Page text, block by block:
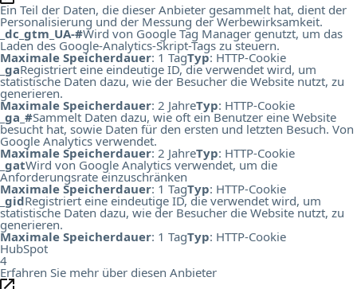
Ein Teil der Daten, die dieser Anbieter gesammelt hat, dient der
Personalisierung und der Messung der Werbewirksamkeit.
_dc_gtm_UA-#Wird von Google Tag Manager genutzt, um das
Laden des Google-Analytics-Skript-Tags zu steuern.
Maximale Speicherdauer: 1 TagTyp: HTTP-Cookie
_gaRegistriert eine eindeutige ID, die verwendet wird, um
statistische Daten dazu, wie der Besucher die Website nutzt, zu
generieren.
Maximale Speicherdauer: 2 JahreTyp: HTTP-Cookie
_ga_#Sammelt Daten dazu, wie oft ein Benutzer eine Website
besucht hat, sowie Daten für den ersten und letzten Besuch. Von
Google Analytics verwendet.
Maximale Speicherdauer: 2 JahreTyp: HTTP-Cookie
_gatWird von Google Analytics verwendet, um die
Anforderungsrate einzuschränken
Maximale Speicherdauer: 1 TagTyp: HTTP-Cookie
_gidRegistriert eine eindeutige ID, die verwendet wird, um
statistische Daten dazu, wie der Besucher die Website nutzt, zu
generieren.
Maximale Speicherdauer: 1 TagTyp: HTTP-Cookie
HubSpot
4
Erfahren Sie mehr über diesen Anbieter